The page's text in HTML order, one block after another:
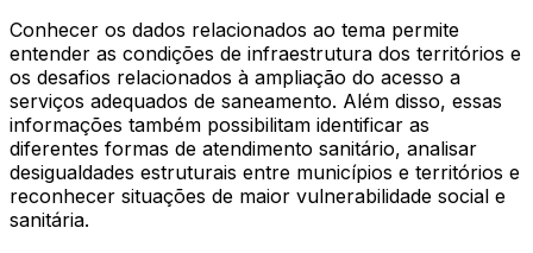
Conhecer os dados relacionados ao tema permite
entender as condições de infraestrutura dos territórios e
os desafios relacionados à ampliação do acesso a
serviços adequados de saneamento. Além disso, essas
informações também possibilitam identificar as
diferentes formas de atendimento sanitário, analisar
desigualdades estruturais entre municípios e territórios e
reconhecer situações de maior vulnerabilidade social e
sanitária.